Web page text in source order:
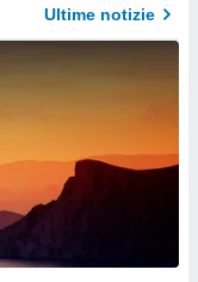
Ultime notizie